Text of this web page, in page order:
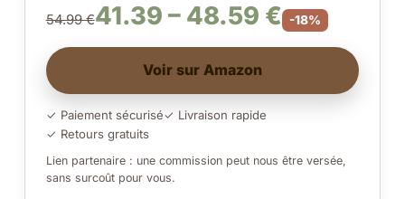
54.99 €41.39 – 48.59 € -18%
Voir sur Amazon
✓ Paiement sécurisé✓ Livraison rapide
✓ Retours gratuits
Lien partenaire : une commission peut nous être versée,
sans surcoût pour vous.